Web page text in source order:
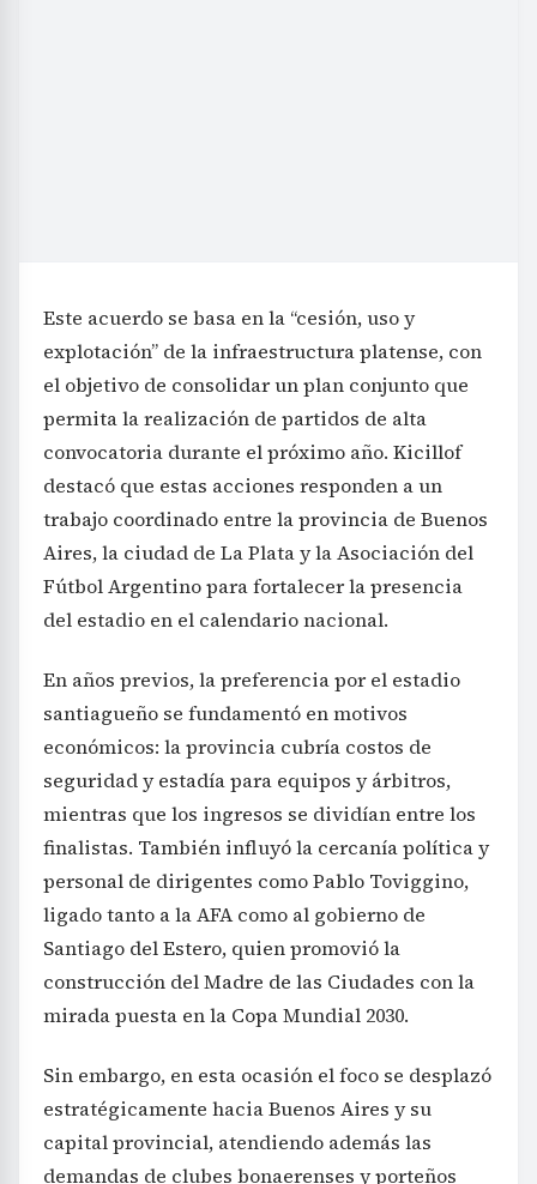
Este acuerdo se basa en la “cesión, uso y
explotación” de la infraestructura platense, con
el objetivo de consolidar un plan conjunto que
permita la realización de partidos de alta
convocatoria durante el próximo año. Kicillof
destacó que estas acciones responden a un
trabajo coordinado entre la provincia de Buenos
Aires, la ciudad de La Plata y la Asociación del
Fútbol Argentino para fortalecer la presencia
del estadio en el calendario nacional.
En años previos, la preferencia por el estadio
santiagueño se fundamentó en motivos
económicos: la provincia cubría costos de
seguridad y estadía para equipos y árbitros,
mientras que los ingresos se dividían entre los
finalistas. También influyó la cercanía política y
personal de dirigentes como Pablo Toviggino,
ligado tanto a la AFA como al gobierno de
Santiago del Estero, quien promovió la
construcción del Madre de las Ciudades con la
mirada puesta en la Copa Mundial 2030.
Sin embargo, en esta ocasión el foco se desplazó
estratégicamente hacia Buenos Aires y su
capital provincial, atendiendo además las
demandas de clubes bonaerenses y porteños